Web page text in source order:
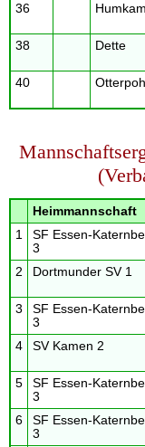
36
38 Dette
40 Otterpohl
Heimmannschaft
1
SF Essen-
3
2 Dortmunder SV 1
3
SF Essen-
3
4 SV Kamen 2
5
SF Essen-
3
6
SF Essen-
3